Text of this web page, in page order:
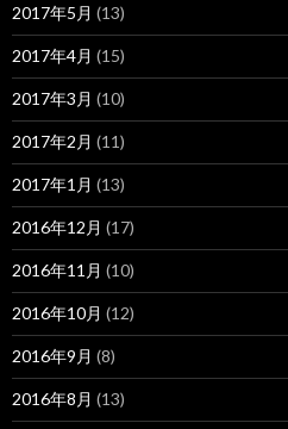
2017年5月 (13)
2017年4月 (15)
2017年3月 (10)
2017年2月 (11)
2017年1月 (13)
2016年12月 (17)
2016年11月 (10)
2016年10月 (12)
2016年9月 (8)
2016年8月 (13)